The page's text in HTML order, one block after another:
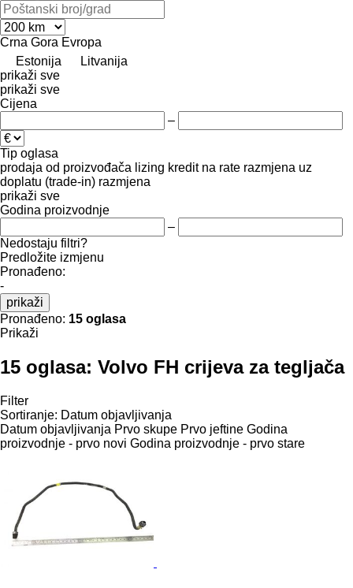
Crna Gora Evropa
Estonija
Litvanija
prikaži sve
prikaži sve
Cijena
–
Tip oglasa
prodaja od proizvođača lizing kredit na rate razmjena uz
doplatu (trade-in) razmjena
prikaži sve
Godina proizvodnje
–
Nedostaju filtri?
Predložite izmjenu
Pronađeno:
-
prikaži
Pronađeno: 15 oglasa
Prikaži
15 oglasa: Volvo FH crijeva za tegljača
Filter
Sortiranje: Datum objavljivanja
Datum objavljivanja Prvo skupe Prvo jeftine Godina
proizvodnje - prvo novi Godina proizvodnje - prvo stare